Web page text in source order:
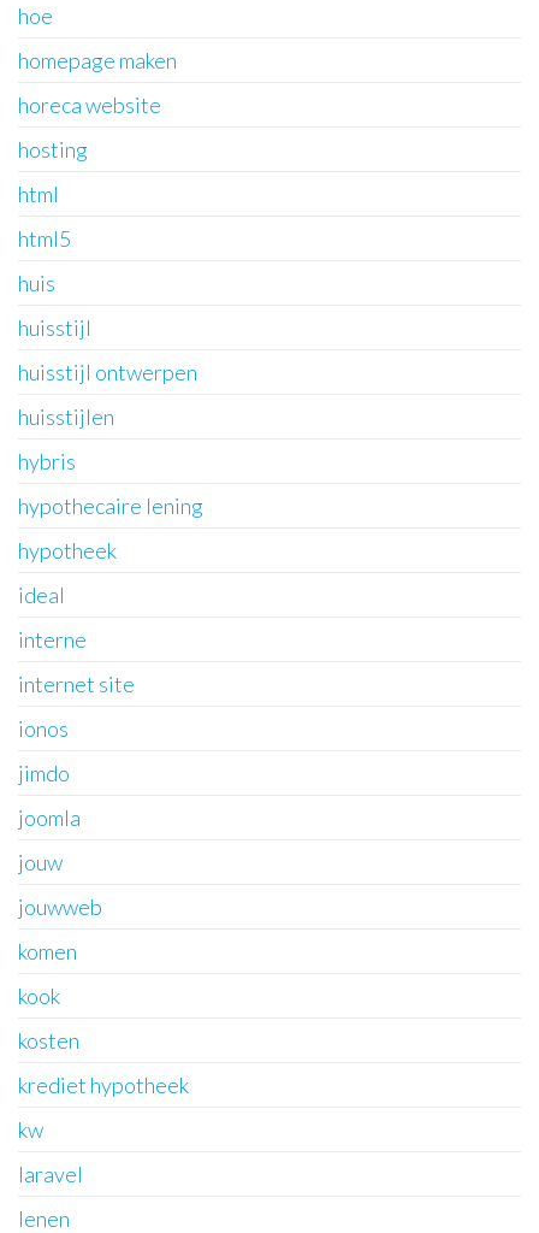
hoe
homepage maken
horeca website
hosting
html
html5
huis
huisstijl
huisstijl ontwerpen
huisstijlen
hybris
hypothecaire lening
hypotheek
ideal
interne
internet site
ionos
jimdo
joomla
jouw
jouwweb
komen
kook
kosten
krediet hypotheek
kw
laravel
lenen